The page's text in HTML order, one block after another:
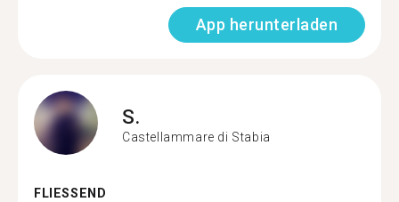
App herunterladen
S.
Castellammare di Stabia
FLIESSEND